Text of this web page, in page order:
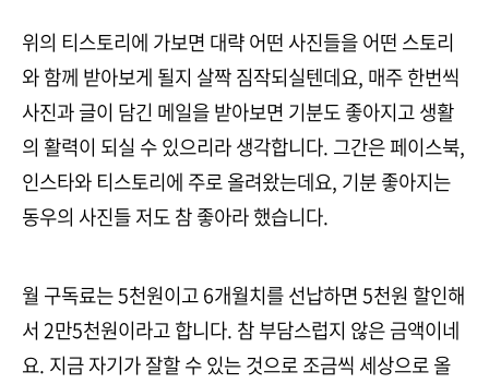
위의 티스토리에 가보면 대략 어떤 사진들을 어떤 스토리
와 함께 받아보게 될지 살짝 짐작되실텐데요, 매주 한번씩
사진과 글이 담긴 메일을 받아보면 기분도 좋아지고 생활
의 활력이 되실 수 있으리라 생각합니다. 그간은 페이스북,
인스타와 티스토리에 주로 올려왔는데요, 기분 좋아지는
동우의 사진들 저도 참 좋아라 했습니다.
월 구독료는 5천원이고 6개월치를 선납하면 5천원 할인해
서 2만5천원이라고 합니다. 참 부담스럽지 않은 금액이네
요. 지금 자기가 잘할 수 있는 것으로 조금씩 세상으로 올